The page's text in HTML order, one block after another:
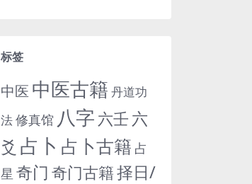
标签
中医 中医古籍 丹道功
法修真馆 八字 六壬 六
爻 占卜 占卜古籍 占
星 奇门 奇门古籍择日/